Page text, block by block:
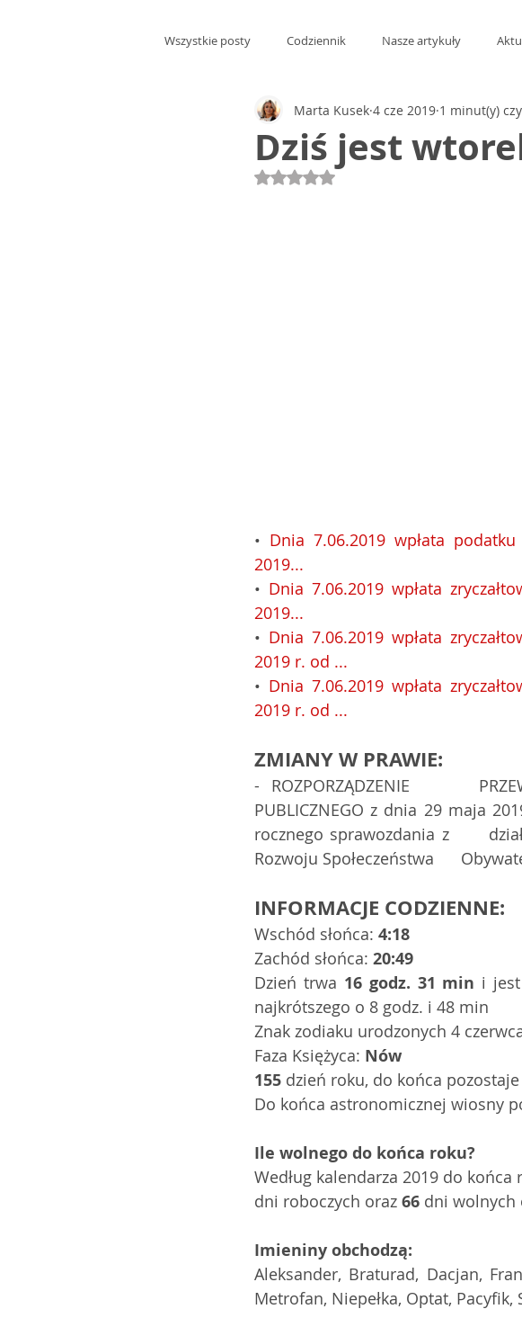
Wszystkie posty Codziennik Nasze artykuły
Dziś jest
Marta Kusek 4 cze 2019 1 minut(y)
Oceniono na NaN z 5 gwiazdek.
• Dnia 7.06.2019 wpłata
2019...
• Dnia 7.06.2019 wpłata
2019...
• Dnia 7.06.2019 wpłata
2019 r. od ...
• Dnia 7.06.2019 wpłata
2019 r. od ...
ZMIANY W PRAWIE:
- ROZPORZĄDZENIE
PUBLICZNEGO z dnia 29 maja
rocznego sprawozdania z
Rozwoju Społeczeństwa
INFORMACJE CODZIENNE:
Wschód słońca: 4:18
Zachód słońca: 20:49
Dzień trwa 16 godz. 31 min i
najkrótszego o 8 godz. i 48 min
Znak zodiaku urodzonych 4
Faza Księżyca: Nów
155 dzień roku, do końca pozostaje
Do końca astronomicznej wiosny
Ile wolnego do końca roku?
Według kalendarza 2019 do
dni roboczych oraz 66 dni wolnych
Imieniny obchodzą:
Aleksander, Braturad, Dacjan,
Metrofan, Niepełka, Optat, Pacyfik,